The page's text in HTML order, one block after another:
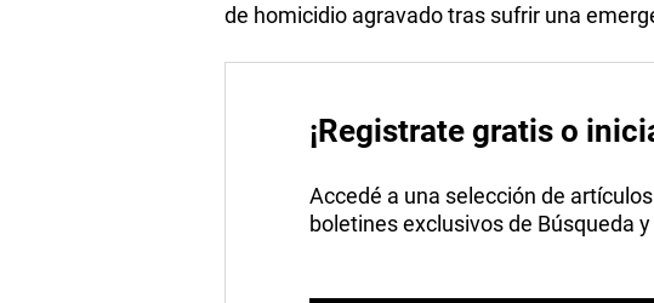
de homicidio agravado tras sufrir una
¡Registrate gratis o
Accedé a una selección de
boletines exclusivos de Búsqueda y